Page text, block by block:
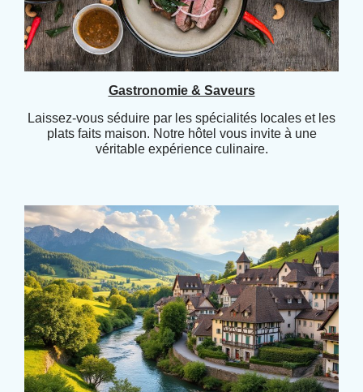
Gastronomie & Saveurs
Laissez-vous séduire par les spécialités locales et les
plats faits maison. Notre hôtel vous invite à une
véritable expérience culinaire.